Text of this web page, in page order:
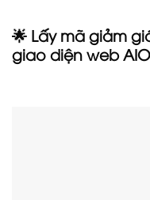
🌟 Lấy mã giảm
giao diện web